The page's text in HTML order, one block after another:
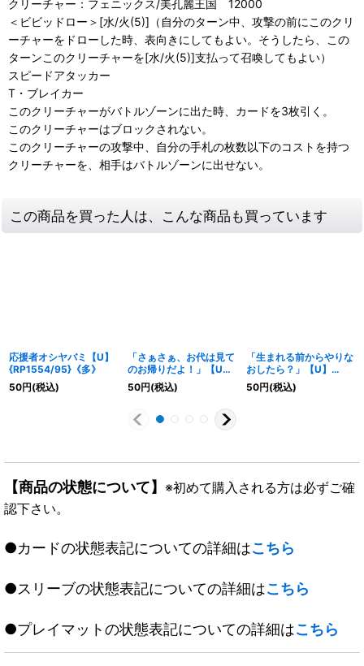
クリーチャー：フェニックス/美孔麗王国 12000
＜ビビッドロー＞[水/火(5)]（自分のターン中、攻撃の前にこのクリ
ーチャーをドローした時、表向きにしてもよい。そうしたら、この
ターンこのクリーチャーを[水/火(5)]支払って召喚してもよい）
スピードアタッカー
T・ブレイカー
このクリーチャーがバトルゾーンに出た時、カードを3枚引く。
このクリーチャーはブロックされない。
このクリーチャーの攻撃中、自分の手札の枚数以下のコストを持つ
クリーチャーを、相手はバトルゾーンに出せない。
この商品を買った人は、こんな商品も買っています
応援者オシヤバミ【U】
{RP1554/95}《多》
50円(税込)
「さぁさぁ、お代は見て
のお帰りだよ！」【U】
{RP1636/95}《水》
50円(税込)
「生まれる前からやりな
おしたら？」【U】
{EX1351/84}《水》
50円(税込)
【商品の状態について】 ※初めて購入される方は必ずご確
認下さい。
●カードの状態表記についての詳細はこちら
●スリーブの状態表記についての詳細はこちら
●プレイマットの状態表記についての詳細はこちら